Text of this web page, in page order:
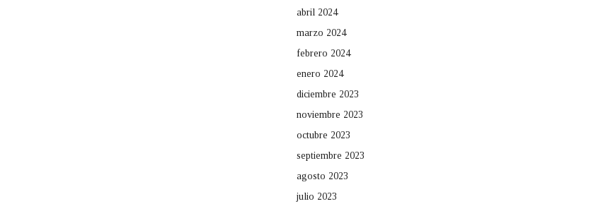
abril 2024
marzo 2024
febrero 2024
enero 2024
diciembre 2023
noviembre 2023
octubre 2023
septiembre 2023
agosto 2023
julio 2023